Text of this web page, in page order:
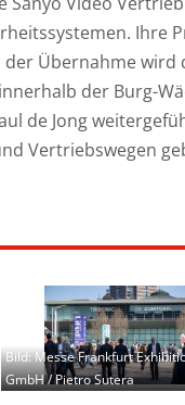
Ihre
Übernahme wird
der Burg-
de Jong
Vertriebswegen
Bild: Messe Frankfurt
GmbH / Pietro Sutera